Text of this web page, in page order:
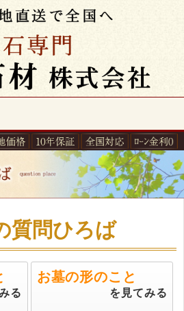
質問ひろば
る
お墓の形のこと
を見てみる